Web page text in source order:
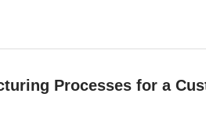
Processes for a